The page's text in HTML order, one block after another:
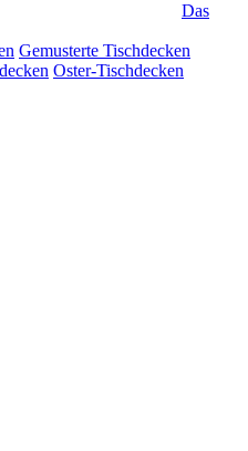
Das
Gemusterte Tischdecken
Oster-Tischdecken